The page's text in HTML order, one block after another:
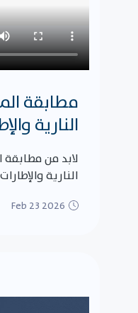
مطابقة
النارية
لابد من مطابقة
النارية
Feb 23 2026